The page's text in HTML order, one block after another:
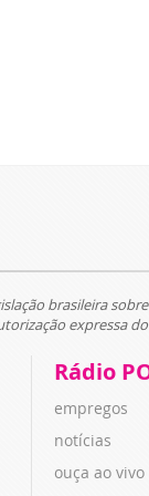
brasileira
expressa
Rádio
empregos
notícias
ouça ao vivo